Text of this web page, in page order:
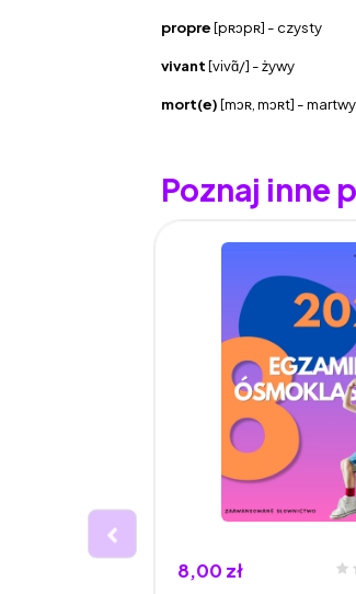
propre[pʀɔpʀ] - czysty
vivant[vivɑ̃/] - żywy
mort(e)[mɔʀ, mɔʀt] - martwy
Poznaj inne
8,00 zł